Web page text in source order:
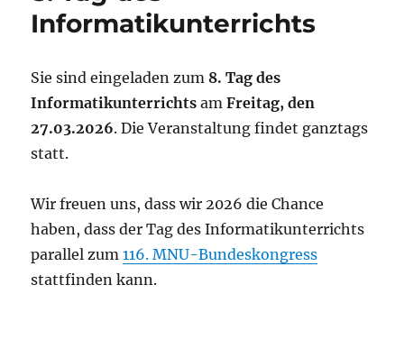
Informatikunterrichts
Sie sind eingeladen zum 8. Tag des
Informatikunterrichts amFreitag, den
27.03.2026. Die Veranstaltung findet ganztags
statt.
Wir freuen uns, dass wir 2026 die Chance
haben, dass der Tag des Informatikunterrichts
parallel zum116. MNU-Bundeskongress
stattfinden kann.